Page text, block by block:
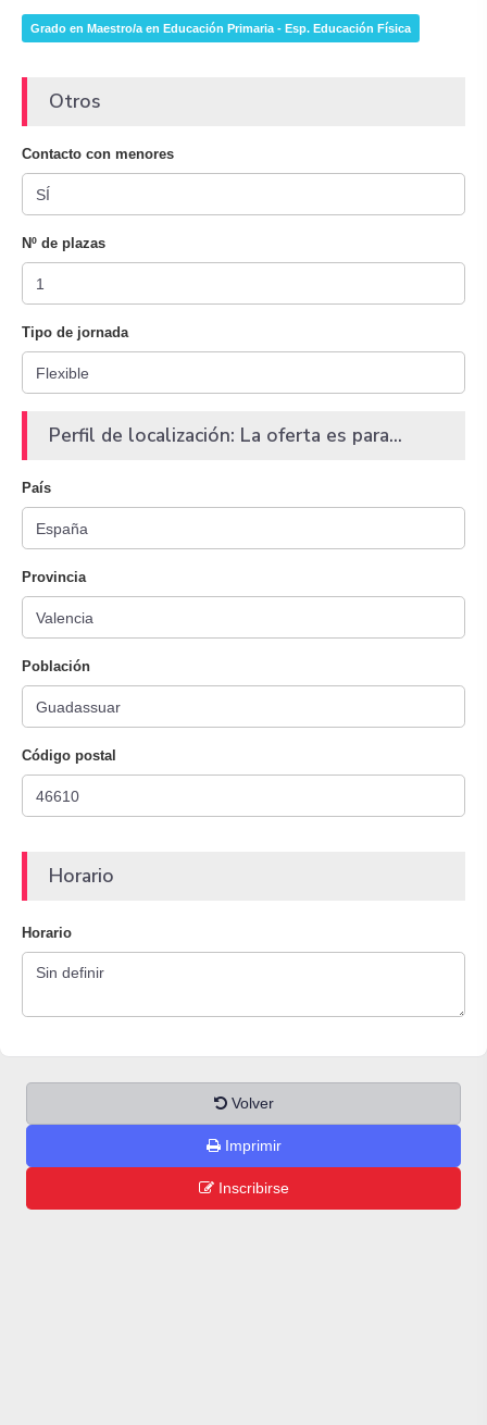
Grado en Maestro/a en Educación Primaria - Esp. Educación Física
Otros
Contacto con menores
Nº de plazas
Tipo de jornada
Perfil de localización: La oferta es para...
País
Provincia
Población
Código postal
Horario
Horario
Volver
Imprimir
Inscribirse